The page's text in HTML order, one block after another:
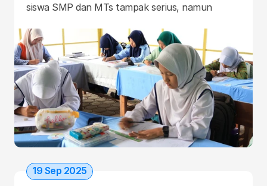
siswa SMP dan MTs tampak serius, namun
kertas. Mereka adalah 31 peserta Lomba Drawing
Competition “Petualangan Dunia Fantasi” yang
digelar dalam rangkaian SKANEKA Innofest 2025
pada 17 September lalu. Acara yang berlangsung
dari pukul 07.30 hingga 11.00 WIB ini bukan
sekadar kompetisi, melainkan sebuah perjalanan
kreatif yang didukung penuh oleh sekolah.
19 Sep 2025